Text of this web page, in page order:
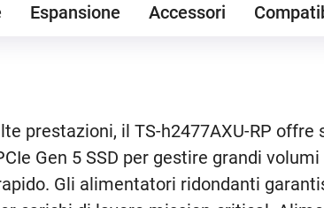
Espansione Accessori
prestazioni, il TS-h2477AXU-RP offre
Gen 5 SSD per gestire grandi
Gli alimentatori ridondanti